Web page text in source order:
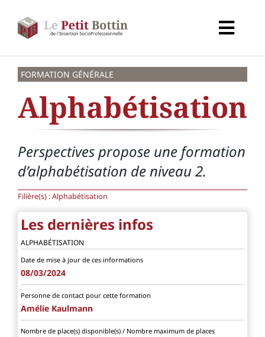
contenu
Types d’organismes
Secteurs
Partenaires
À propos de CALIF
FORMATION GÉNÉRALE
Alphabétisation
Perspectives propose une formation
d’alphabétisation de niveau 2.
Filière(s) :Alphabétisation
Les dernières infos
ALPHABÉTISATION
Date de mise à jour de ces informations
08/03/2024
Personne de contact pour cette formation
Amélie Kaulmann
Nombre de place(s) disponible(s) / Nombre maximum de places